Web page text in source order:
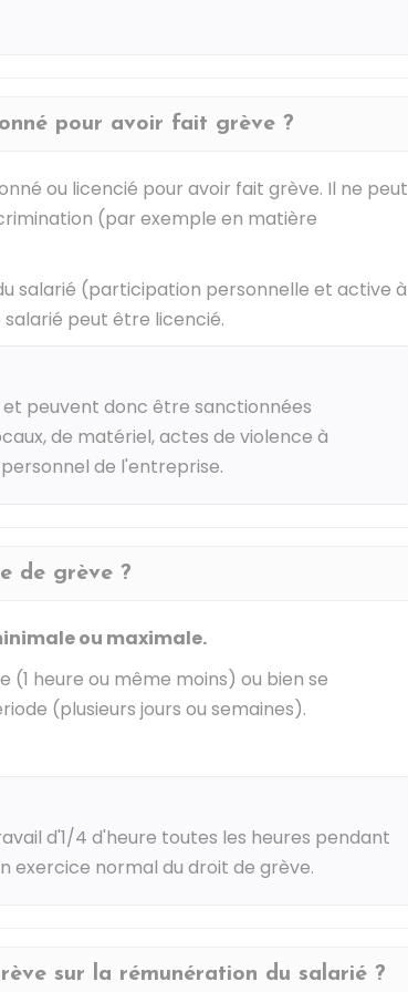
pour avoir fait grève ?
ou licencié pour avoir fait grève. Il ne peut
(par exemple en matière
salarié (participation personnelle et active à
peut être licencié.
peuvent donc être sanctionnées
de matériel, actes de violence à
de l'entreprise.
de grève ?
ou maximale.
heure ou même moins) ou bien se
(plusieurs jours ou semaines).
d'1/4 d'heure toutes les heures pendant
exercice normal du droit de grève.
sur la rémunération du salarié ?